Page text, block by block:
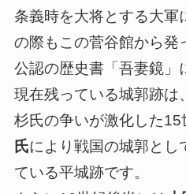
条義時を大将とする大軍
の際もこの菅谷館から発
公認の歴史書「吾妻鏡」
現在残っている城郭跡は
杉氏の争いが激化した15
氏により戦国の城郭とし
ている平城跡です。